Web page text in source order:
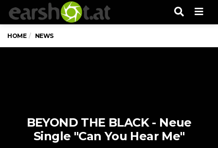
HOME NEWS
BEYOND THE BLACK - Neue
Single "Can You Hear Me"